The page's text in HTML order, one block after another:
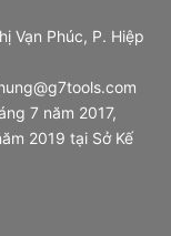
Vạn Phúc, P. Hiệp
7 năm 2017,
2019 tại Sở Kế